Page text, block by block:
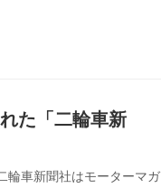
た「二輪車新
輪車新聞社はモーターマガ